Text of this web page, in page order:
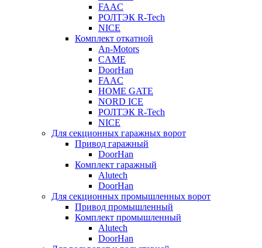
FAAC
РОЛТЭК R-Tech
NICE
Комплект откатной
An-Motors
CAME
DoorHan
FAAC
HOME GATE
NORD ICE
РОЛТЭК R-Tech
NICE
Для секционных гаражных ворот
Привод гаражный
DoorHan
Комплект гаражный
Alutech
DoorHan
Для секционных промышленных ворот
Привод промышленный
Комплект промышленный
Alutech
DoorHan